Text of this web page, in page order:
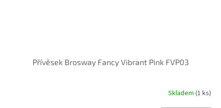
Přívěsek Brosway Fancy Vibrant Pink FVP03
Skladem (1 ks)